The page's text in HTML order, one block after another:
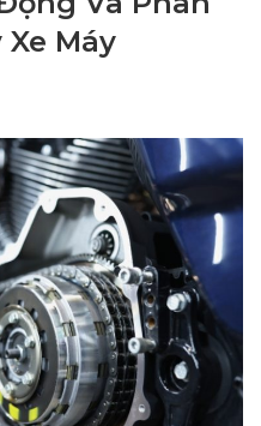
Xe Máy